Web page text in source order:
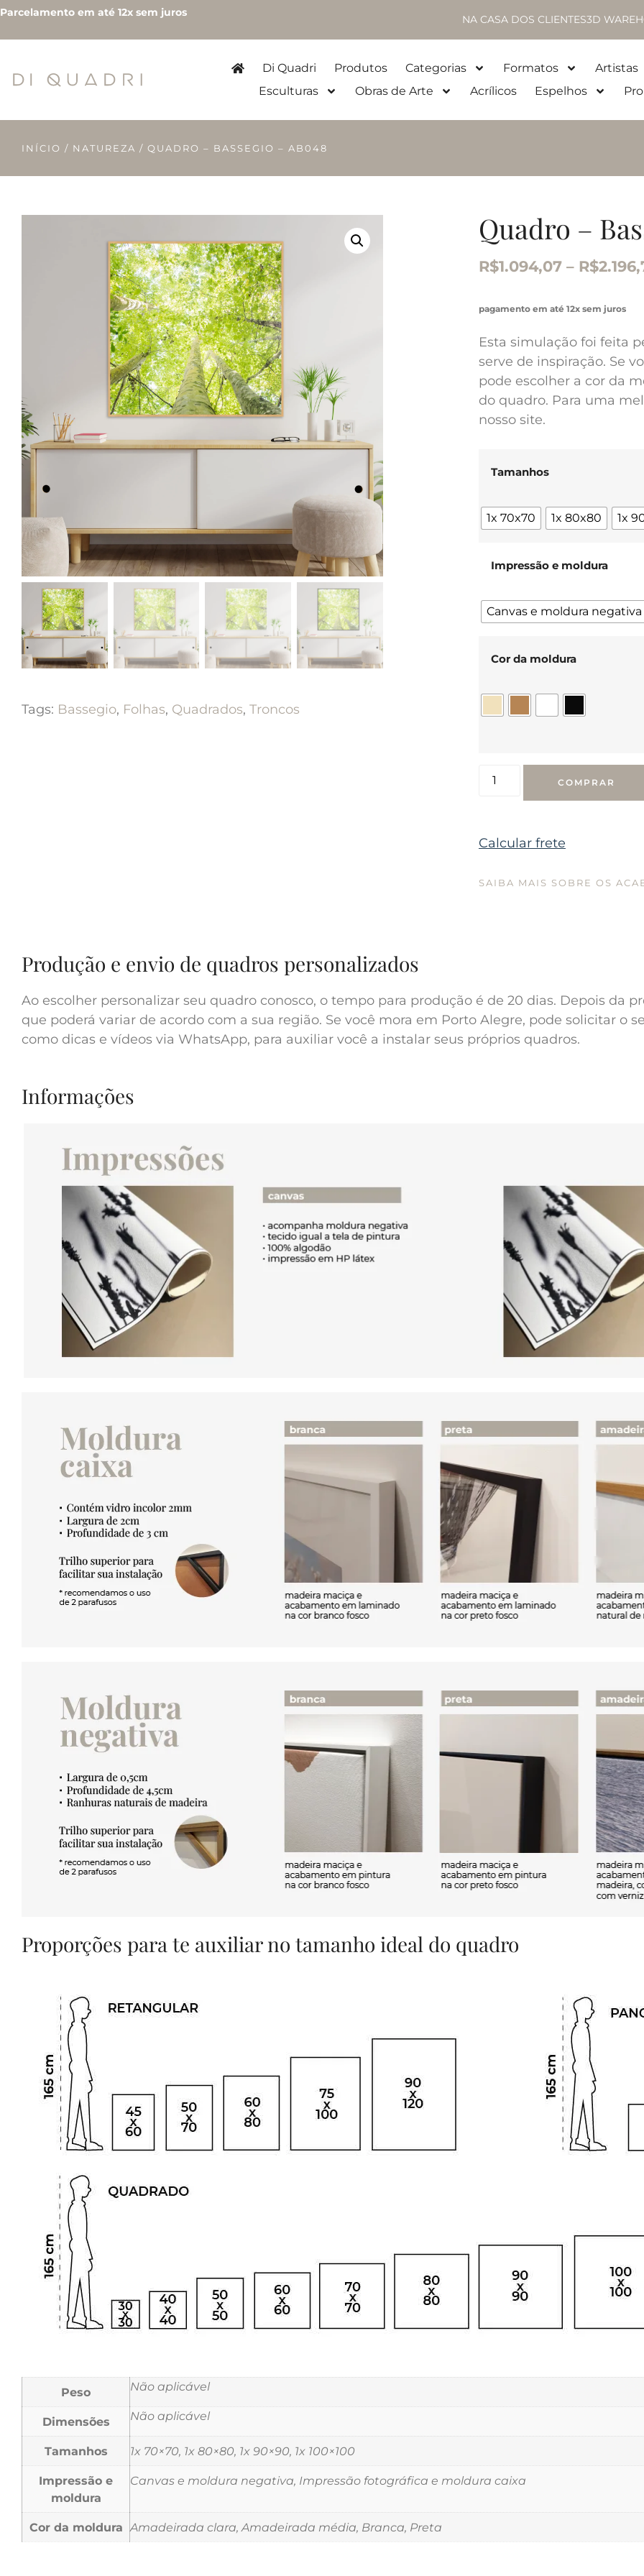
Parcelamento em até 12x sem juros
NA CASA DOS CLIENTES3D
Di Quadri Produtos Categorias Formatos Artistas
Esculturas
Obras de Arte Acrílicos Espelhos
INÍCIO / NATUREZA / QUADRO – BASSEGIO – AB048
Tags: Bassegio, Folhas, Quadrados, Troncos
Quadro –
R$1.094,07 – R$
pagamento em até 12x sem juros
Esta simulação foi feita
serve de inspiração. Se
pode escolher a cor da
do quadro. Para uma
nosso site.
Tamanhos
1x 70x70 1x 80x80 1x
Impressão e moldura
Canvas e moldura negativa
Cor da moldura
COMPRAR
Calcular frete
SAIBA MAIS SOBRE OS
Produção e envio de quadros personalizados
Ao escolher personalizar seu quadro conosco, o tempo para produção é de 20 dias. Depois da
que poderá variar de acordo com a sua região. Se você mora em Porto Alegre, pode solicitar o
como dicas e vídeos via WhatsApp, para auxiliar você a instalar seus próprios quadros.
Informações
Proporções para te auxiliar no tamanho ideal do quadro
Peso Não aplicável
Dimensões Não aplicável
Tamanhos 1x 70×70, 1x 80×80, 1x 90×90, 1x 100×100
Impressão e
moldura
Canvas e moldura negativa, Impressão fotográfica e moldura caixa
Cor da moldura Amadeirada clara, Amadeirada média, Branca, Preta